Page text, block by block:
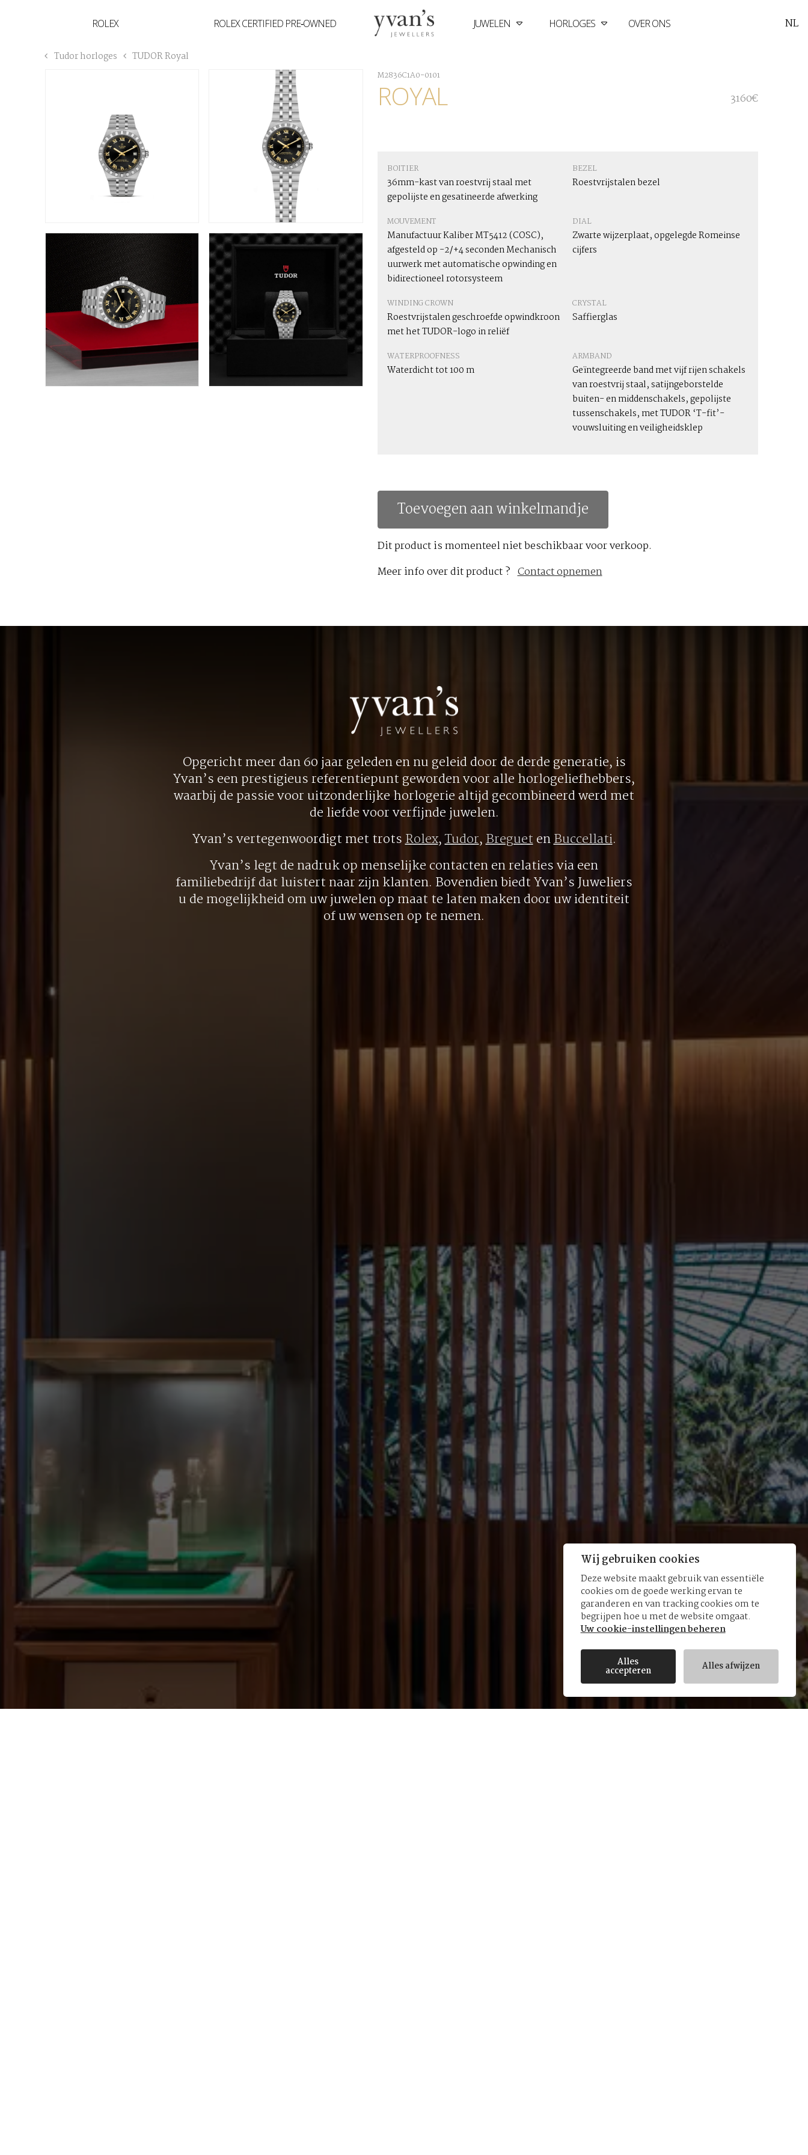
ROLEX ROLEX CERTIFIED PRE‑OWNED JUWELEN
BUCCELLATI
HORLOGES OVER ONS NL
Tudor horloges TUDOR Royal
M2836C1A0-0101
ROYAL 3160€
BOITIER
36mm-kast van roestvrij staal met
gepolijste en gesatineerde afwerking
BEZEL
Roestvrijstalen bezel
MOUVEMENT
Manufactuur Kaliber MT5412 (COSC),
afgesteld op -2/+4 seconden Mechanisch
uurwerk met automatische opwinding en
bidirectioneel rotorsysteem
DIAL
Zwarte wijzerplaat, opgelegde Romeinse
cijfers
WINDING CROWN
Roestvrijstalen geschroefde opwindkroon
met het TUDOR-logo in reliëf
CRYSTAL
Saffierglas
WATERPROOFNESS
Waterdicht tot 100 m
ARMBAND
Geïntegreerde band met vijf rijen schakels
van roestvrij staal, satijngeborstelde
buiten- en middenschakels, gepolijste
tussenschakels, met TUDOR ‘T-fit’-
vouwsluiting en veiligheidsklep
Toevoegen aan winkelmandje
Dit product is momenteel niet beschikbaar voor verkoop.
Meer info over dit product ? Contact opnemen
Opgericht meer dan 60 jaar geleden en nu geleid door de derde generatie, is
Yvan’s een prestigieus referentiepunt geworden voor alle horlogeliefhebbers,
waarbij de passie voor uitzonderlijke horlogerie altijd gecombineerd werd met
de liefde voor verfijnde juwelen.
Yvan’s vertegenwoordigt met trotsRolex,Tudor,BreguetenBuccellati.
Yvan’s legt de nadruk op menselijke contacten en relaties via een
familiebedrijf dat luistert naar zijn klanten. Bovendien biedt Yvan’s Juweliers
u de mogelijkheid om uw juwelen op maat te laten maken door uw identiteit
of uw wensen op te nemen.
Wij gebruiken cookies
Deze website maakt gebruik van essentiële
cookies om de goede werking ervan te
garanderen en van tracking cookies om te
begrijpen hoe u met de website omgaat.
Uw cookie-instellingen beheren
Alles
accepteren Alles afwijzen